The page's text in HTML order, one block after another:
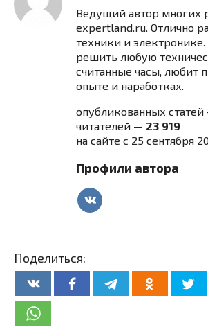
Ведущий автор многих
expertland.ru. Отлично
техники и электронике.
решить любую
считанные часы, любит
опыте и наработках.
опубликованных
читателей — 23 919
на сайте с 25 сентября
Профили автора
Поделиться: